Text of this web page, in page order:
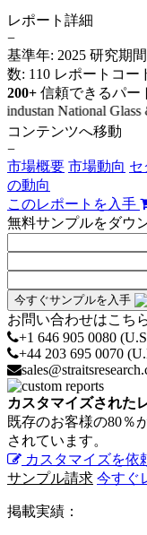
レポート詳細
−
基準年: 2025 研究期
数: 110 レポートコー
200+ 信頼できるパー
コンテンツへ移動
−
市場概要 市場動向 セ
の動向
このレポートを入手
無料サンプルをダウ
今すぐサンプルを入手
お問い合わせはこち
+1 646 905 0080
+44 203 695 0070
カスタマイズされた
既存のお客様の80％
されています。
カスタマイズを依
サンプル請求 今すぐ
掲載実績：